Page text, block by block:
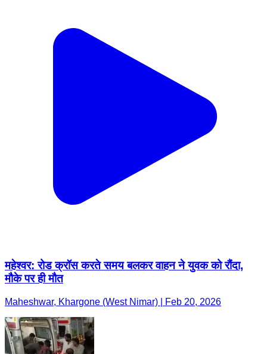
महेश्वर: रोड क्रॉस करते समय बलकर वाहन ने युवक को रौंदा,
मौके पर ही मौत
Maheshwar, Khargone (West Nimar) | Feb 20, 2026